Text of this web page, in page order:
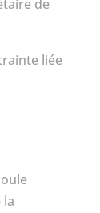
de
liée
la